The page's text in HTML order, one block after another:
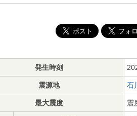
発生時刻
震源地 石
最大震度 震